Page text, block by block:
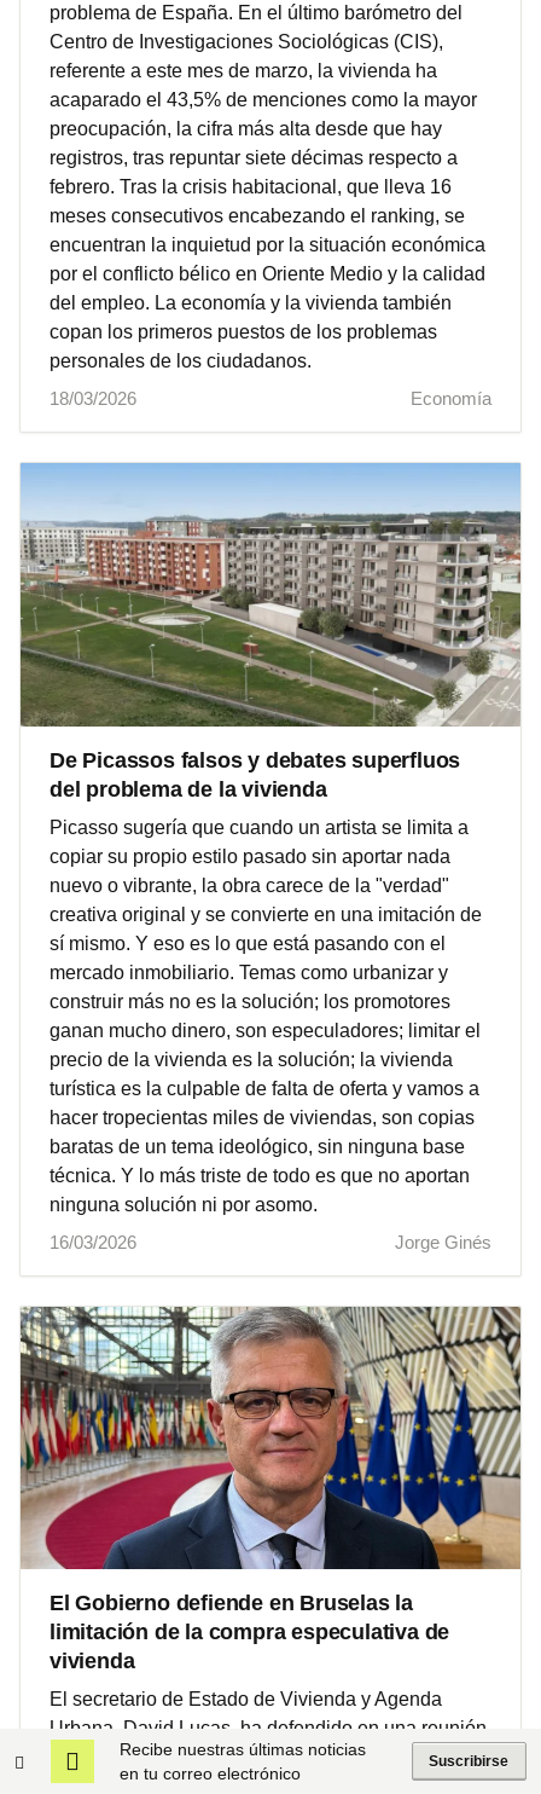
problema de España. En el último barómetro del
Centro de Investigaciones Sociológicas (CIS),
referente a este mes de marzo, la vivienda ha
acaparado el 43,5% de menciones como la mayor
preocupación, la cifra más alta desde que hay
registros, tras repuntar siete décimas respecto a
febrero. Tras la crisis habitacional, que lleva 16
meses consecutivos encabezando el ranking, se
encuentran la inquietud por la situación económica
por el conflicto bélico en Oriente Medio y la calidad
del empleo. La economía y la vivienda también
copan los primeros puestos de los problemas
personales de los ciudadanos.
18/03/2026
Economía
De Picassos falsos y debates superfluos
del problema de la vivienda
Picasso sugería que cuando un artista se limita a
copiar su propio estilo pasado sin aportar nada
nuevo o vibrante, la obra carece de la "verdad"
creativa original y se convierte en una imitación de
sí mismo. Y eso es lo que está pasando con el
mercado inmobiliario. Temas como urbanizar y
construir más no es la solución; los promotores
ganan mucho dinero, son especuladores; limitar el
precio de la vivienda es la solución; la vivienda
turística es la culpable de falta de oferta y vamos a
hacer tropecientas miles de viviendas, son copias
baratas de un tema ideológico, sin ninguna base
técnica. Y lo más triste de todo es que no aportan
ninguna solución ni por asomo.
16/03/2026
Jorge Ginés
El Gobierno defiende en Bruselas la
limitación de la compra especulativa de
vivienda
El secretario de Estado de Vivienda y Agenda
Urbana, David Lucas, ha defendido en una reunión
informal de los responsables de Vivienda
celebrada en Bruselas la limitación de la compra
Recibe nuestras últimas noticias
en tu correo electrónico
Suscribirse